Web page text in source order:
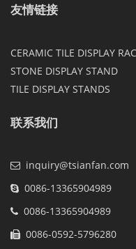
友情链接
CERAMIC TILE DISPLAY
STONE DISPLAY STAND
TILE DISPLAY STANDS
联系我们
inquiry@tsianfan.com
0086-13365904989
0086-13365904989
0086-0592-5796280